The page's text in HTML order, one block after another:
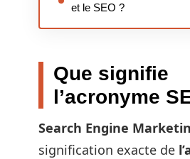
et le SEO ?
Que signifie
l’acronyme
Search Engine
signification exacte de